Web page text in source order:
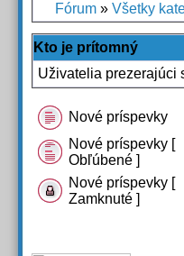
Fórum » Všetky
Kto je prítomný
Uživatelia prezerajúci
Nové príspevky
Nové príspevky [
Obľúbené ]
Nové príspevky [
Zamknuté ]